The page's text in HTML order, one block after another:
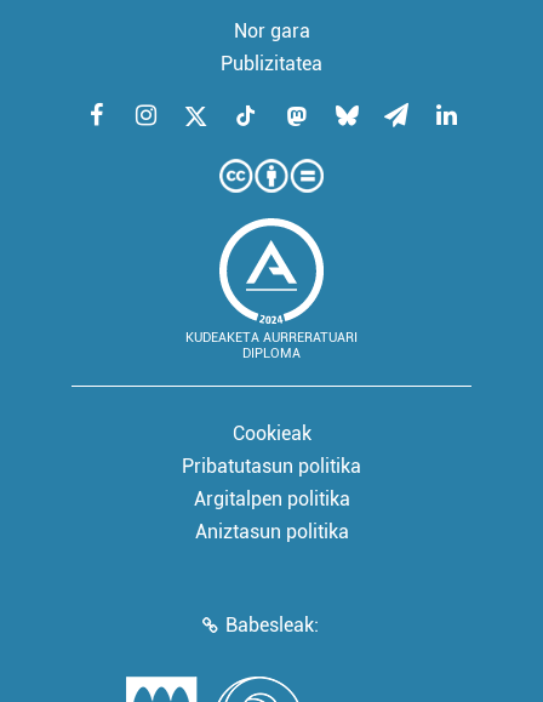
Nor gara
Publizitatea
KUDEAKETA AURRERATUARI
DIPLOMA
Cookieak
Pribatutasun politika
Argitalpen politika
Aniztasun politika
Babesleak: